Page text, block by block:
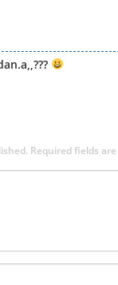
Required fields